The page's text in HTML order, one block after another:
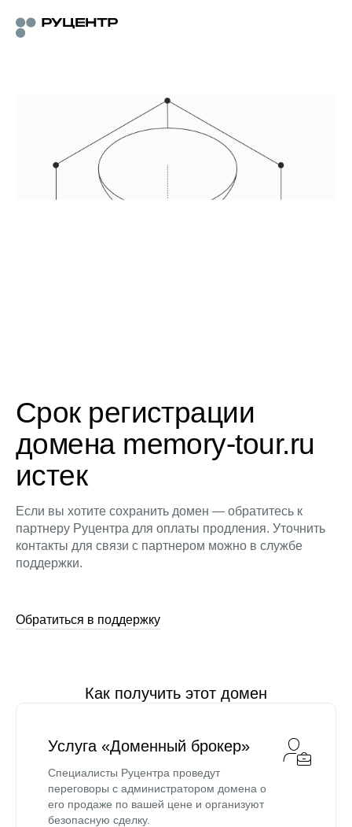
Срок регистрации
домена memory-tour.ru
истек
Если вы хотите сохранить домен — обратитесь к
партнеру Руцентра для оплаты продления. Уточнить
контакты для связи с партнером можно в службе
поддержки.
Обратиться в поддержку
Как получить этот домен
Услуга «Доменный брокер»
Специалисты Руцентра проведут
переговоры с администратором домена о
его продаже по вашей цене и организуют
безопасную сделку.